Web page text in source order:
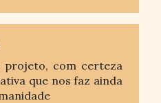
projeto, com certeza
que nos faz ainda